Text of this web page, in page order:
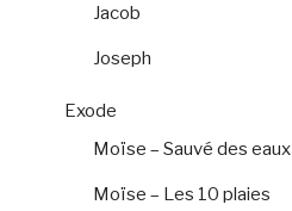
Jacob
Joseph
Exode
Moïse – Sauvé des eaux
Moïse – Les 10 plaies